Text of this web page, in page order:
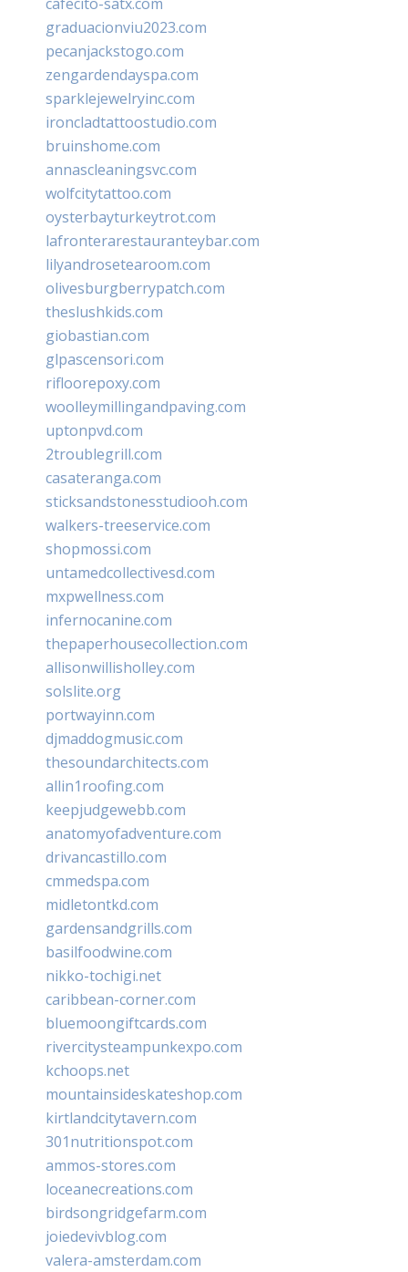
graduacionviu2023.com
pecanjackstogo.com
zengardendayspa.com
sparklejewelryinc.com
ironcladtattoostudio.com
bruinshome.com
annascleaningsvc.com
wolfcitytattoo.com
oysterbayturkeytrot.com
lafronterarestauranteybar.com
lilyandrosetearoom.com
olivesburgberrypatch.com
theslushkids.com
giobastian.com
glpascensori.com
rifloorepoxy.com
woolleymillingandpaving.com
uptonpvd.com
2troublegrill.com
casateranga.com
sticksandstonesstudiooh.com
walkers-treeservice.com
shopmossi.com
untamedcollectivesd.com
mxpwellness.com
infernocanine.com
thepaperhousecollection.com
allisonwillisholley.com
solslite.org
portwayinn.com
djmaddogmusic.com
thesoundarchitects.com
allin1roofing.com
keepjudgewebb.com
anatomyofadventure.com
drivancastillo.com
cmmedspa.com
midletontkd.com
gardensandgrills.com
basilfoodwine.com
nikko-tochigi.net
caribbean-corner.com
bluemoongiftcards.com
rivercitysteampunkexpo.com
kchoops.net
mountainsideskateshop.com
kirtlandcitytavern.com
301nutritionspot.com
ammos-stores.com
loceanecreations.com
birdsongridgefarm.com
joiedevivblog.com
valera-amsterdam.com